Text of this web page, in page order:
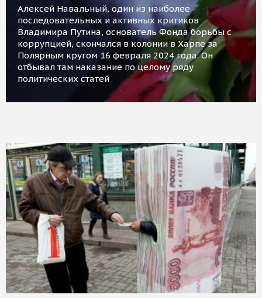
Алексей Навальный, один из наиболее
последовательных и активных критиков
Владимира Путина, основатель Фонда борьбы с
коррупцией, скончался в колонии в Харпе за
Полярным кругом 16 февраля 2024 года. Он
отбывал там наказание по целому ряду
политических статей